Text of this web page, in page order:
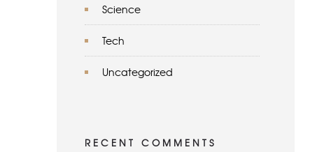
Science
Tech
Uncategorized
RECENT COMMENTS